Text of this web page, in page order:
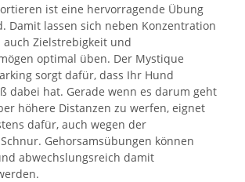
ist eine hervorragende Übung
Damit lassen sich neben Konzentration
auch Zielstrebigkeit und
optimal üben. Der Mystique
sorgt dafür, dass Ihr Hund
dabei hat. Gerade wenn es darum geht
höhere Distanzen zu werfen, eignet
dafür, auch wegen der
Gehorsamsübungen können
abwechslungsreich damit